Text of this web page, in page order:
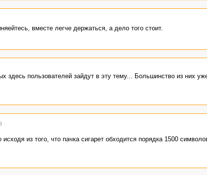
вместе легче держаться, а дело того стоит.
здесь пользователей зайдут в эту тему... Большинство из них
из того, что пачка сигарет обходится порядка 1500